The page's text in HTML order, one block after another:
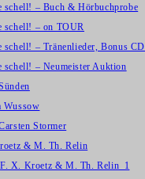
schell! – Buch & Hörbuchprobe
schell! – on TOUR
schell! – Tränenlieder, Bonus CD
schell! – Neumeister Auktion
Wussow
Stormer
& M. Th. Relin
F. X. Kroetz & M. Th. Relin_1